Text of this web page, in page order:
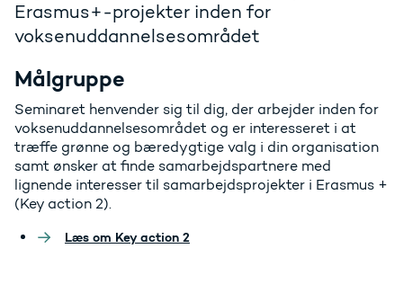
Erasmus+-projekter inden for
voksenuddannelsesområdet
Målgruppe
Seminaret henvender sig til dig, der arbejder inden for
voksenuddannelsesområdet og er interesseret i at
træffe grønne og bæredygtige valg i din organisation
samt ønsker at finde samarbejdspartnere med
lignende interesser til samarbejdsprojekter i Erasmus +
(Key action 2).
Læs om Key action 2